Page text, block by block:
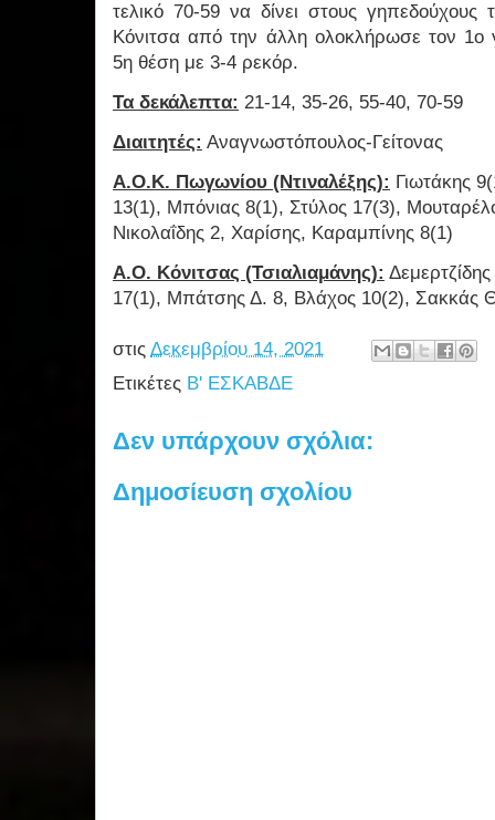
τελικό 70-59 να δίνει στους
Κόνιτσα από την άλλη ολοκλήρωσε τον
5η θέση με 3-4 ρεκόρ.
Τα δεκάλεπτα: 21-14, 35-26, 55-40, 70-59
Διαιτητές: Αναγνωστόπουλος-Γείτονας
Α.Ο.Κ. Πωγωνίου (Ντιναλέξης): Γιωτάκης
13(1), Μπόνιας 8(1), Στύλος 17(3),
Νικολαΐδης 2, Χαρίσης, Καραμπίνης 8(1)
Α.Ο. Κόνιτσας (Τσιαλιαμάνης):
17(1), Μπάτσης Δ. 8, Βλάχος 10(2), Σακκάς
στις Δεκεμβρίου 14, 2021
Ετικέτες Β' ΕΣΚΑΒΔΕ
Δεν υπάρχουν σχόλια:
Δημοσίευση σχολίου